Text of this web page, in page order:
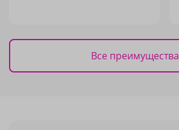
Все преимущества